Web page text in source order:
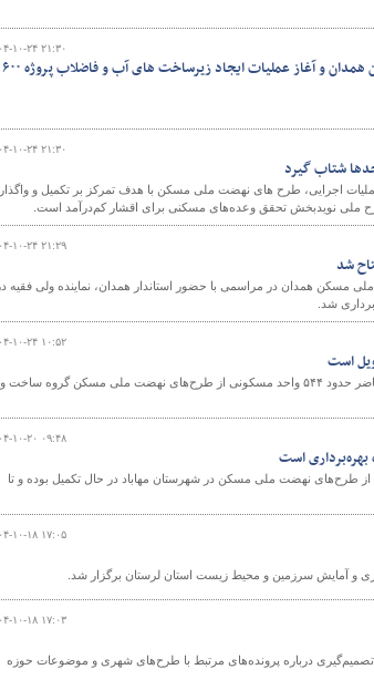
۱۴۰۴-۱۰-۲۴
ببینید| افتتاح پروژه ۶۹۰ واحدی نهضت ملی مسکن همدان و آغاز عملیات ایجاد زیرساخت های آب و فاضلاب پروژه ۶۰۰
۱۴۰۴-۱۰-۲۴
شتاب گیرد
اجرایی، طرح های نهضت ملی مسکن با هدف تمرکز بر تکمیل و
ملی نویدبخش تحقق وعده‌های مسکنی برای اقشار کم‌درآمد است.
۱۴۰۴-۱۰-۲۴
نهضت ملی مسکن همدان در مراسمی با حضور استاندار همدان، نماینده ولی فقیه در
شد.
۱۴۰۴-۱۰-۲۴
مدیرکل راه وشهرسازی آذربایجان غربی گفت: در حال حاضر حدود ۵۴۴ واحد مسکونی از طرح‌های نهضت ملی مسکن گروه ساخت و
۱۴۰۴-۱۰-۲۰
و شهرسازی آذربایجان‌غربی گفت: ۱۵۰ واحد از طرح‌های نهضت ملی مسکن در شهرستان مهاباد در حال تکمیل بوده و تا
۱۴۰۴-۱۰-۱۸
و آمایش سرزمین و محیط زیست استان لرستان برگزار شد.
۱۴۰۴-۱۰-۱۸
هدف بررسی و تصمیم‌گیری درباره پرونده‌های مرتبط با طرح‌های شهری و موضوعات حوزه